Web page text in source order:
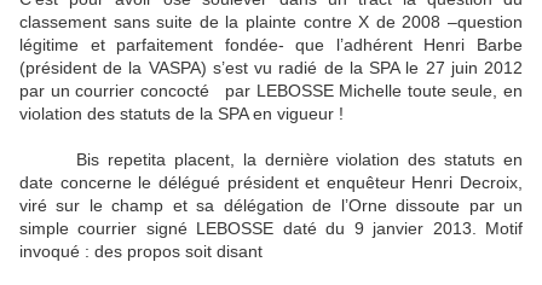
classement sans suite de la plainte contre X de 2008 –question
légitime et parfaitement fondée- que l’adhérent Henri Barbe
(président de la VASPA) s’est vu radié de la SPA le 27 juin 2012
par un courrier concocté
par LEBOSSE Michelle toute seule, en
violation des statuts de la SPA en vigueur !
Bis repetita placent, la dernière violation des statuts en
date concerne le délégué président et enquêteur Henri Decroix,
viré sur le champ et sa délégation de l’Orne dissoute par un
simple courrier signé LEBOSSE daté du 9 janvier 2013. Motif
invoqué : des propos soit disant